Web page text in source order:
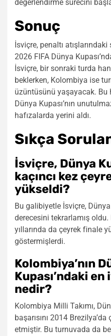
değerlendirme sürecini
Sonuç
İsviçre, penaltı
2026 FIFA Dünya
İsviçre, bir sonraki turda
beklerken, Kolombiya ise
üzüntüsünü yaşayacak. Bu
Dünya Kupası’nın
hafızalarda yerini aldı.
Sıkça
İsviçre, Dünya
kaçıncı kez
yükseldi?
Bu galibiyetle İsviçre,
derecesini tekrarlamış
yıllarında da çeyrek finale
göstermişlerdi.
Kolombiya’nın
Kupası’ndaki
nedir?
Kolombiya Milli Takımı,
başarısını 2014
etmiştir. Bu turnuvada da